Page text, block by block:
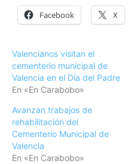
Facebook X
Valencianos visitan el
cementerio municipal de
Valencia en el Día del Padre
En «En Carabobo»
Avanzan trabajos de
rehabilitación del
Cementerio Municipal de
Valencia
En «En Carabobo»